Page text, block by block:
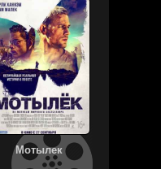
Мотылек